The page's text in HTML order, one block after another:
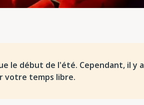
le début de l'été. Cependant, il y a
votre temps libre.